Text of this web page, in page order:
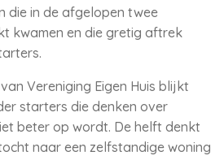
die in de afgelopen twee
kwamen en die gretig aftrek
Vereniging Eigen Huis blijkt
starters die denken over
beter op wordt. De helft denkt
naar een zelfstandige woning